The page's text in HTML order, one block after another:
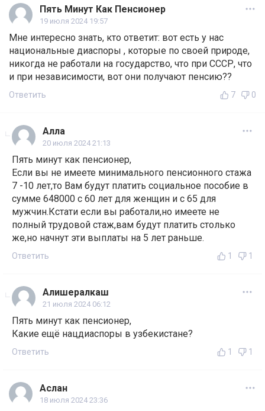
Пять Минут Как Пенсионер
19 июля 2024 19:57
Мне интересно знать, кто ответит: вот есть у нас
национальные диаспоры , которые по своей природе,
никогда не работали на государство, что при СССР, что
и при независимости, вот они получают пенсию??
Ответить 7 0
Алла
20 июля 2024 21:13
Пять минут как пенсионер,
Если вы не имеете минимального пенсионного стажа
7 -10 лет,то Вам будут платить социальное пособие в
сумме 648000 с 60 лет для женщин и с 65 для
мужчин.Кстати если вы работали,но имеете не
полный трудовой стаж,вам будут платить столько
же,но начнут эти выплаты на 5 лет раньше.
Ответить 1 1
Алишералкаш
21 июля 2024 06:12
Пять минут как пенсионер,
Какие ещё нацдиаспоры в узбекистане?
Ответить 1 1
Аслан
18 июля 2024 23:36